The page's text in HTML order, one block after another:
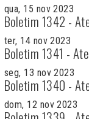
qua, 15 nov 2023
Boletim 1342 -
ter, 14 nov 2023
Boletim 1341 -
seg, 13 nov 2023
Boletim 1340 -
dom, 12 nov 2023